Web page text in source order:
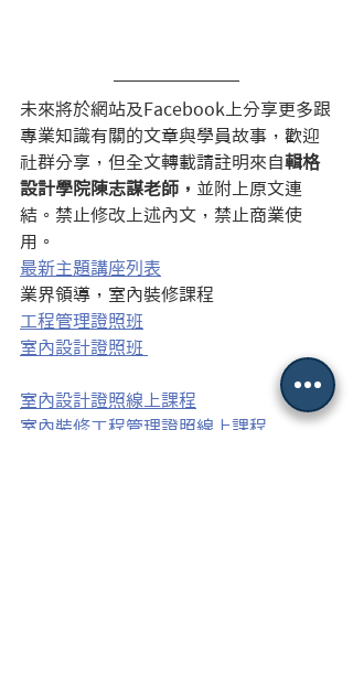
未來將於網站及Facebook上分享更多跟
專業知識有關的文章與學員故事，歡迎
社群分享，但全文轉載請註明來自輯格
設計學院陳志謀老師， 並附上原文連
結。禁止修改上述內文，禁止商業使
用。
最新主題講座列表
業界領導，室內裝修課程
工程管理證照班
室內設計證照班
室內設計證照線上課程
室內裝修工程管理證照線上課程